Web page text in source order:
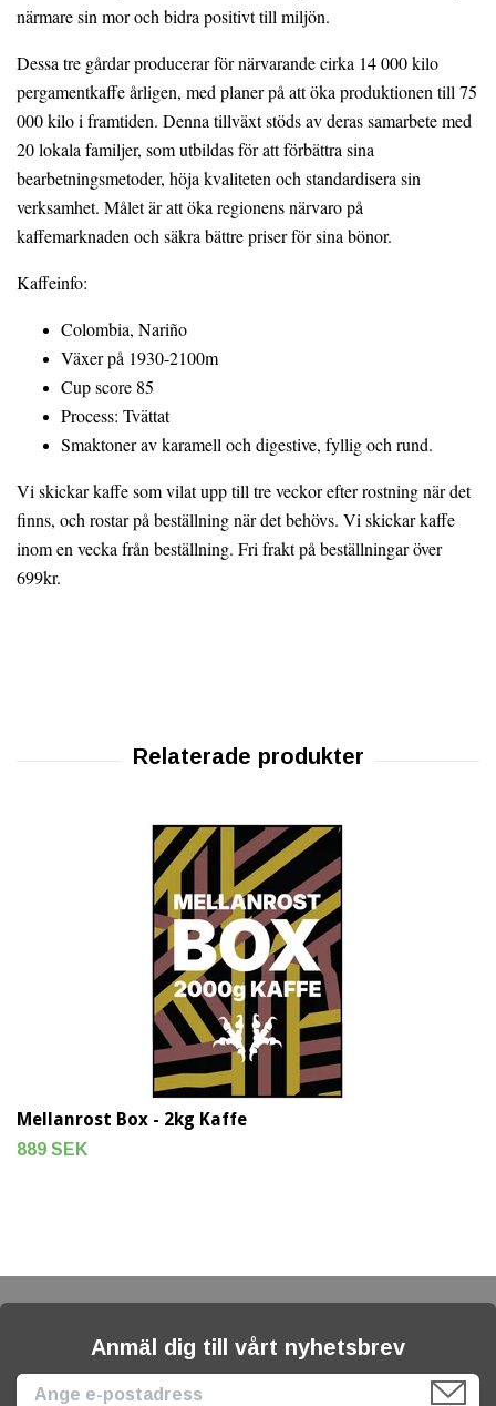
närmare sin mor och bidra positivt till miljön.
Dessa tre gårdar producerar för närvarande cirka 14 000 kilo
pergamentkaffe årligen, med planer på att öka produktionen till 75
000 kilo i framtiden. Denna tillväxt stöds av deras samarbete med
20 lokala familjer, som utbildas för att förbättra sina
bearbetningsmetoder, höja kvaliteten och standardisera sin
verksamhet. Målet är att öka regionens närvaro på
kaffemarknaden och säkra bättre priser för sina bönor.
Kaffeinfo:
Colombia, Nariño
Växer på 1930-2100m
Cup score 85
Process: Tvättat
Smaktoner av karamell och digestive, fyllig och rund.
Vi skickar kaffe som vilat upp till tre veckor efter rostning när det
finns, och rostar på beställning när det behövs. Vi skickar kaffe
inom en vecka från beställning. Fri frakt på beställningar över
699kr.
Mellanrost Box - 2kg Kaffe
889 SEK
Anmäl dig till vårt nyhetsbrev